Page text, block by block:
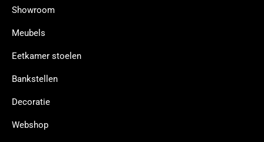
Showroom
Meubels
Eetkamer stoelen
Bankstellen
Decoratie
Webshop